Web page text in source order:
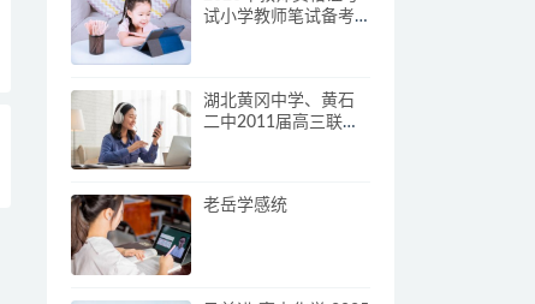
试小学教师笔试备考
湖北黄冈中学、黄石
二中2011届高三联考
老岳学感统